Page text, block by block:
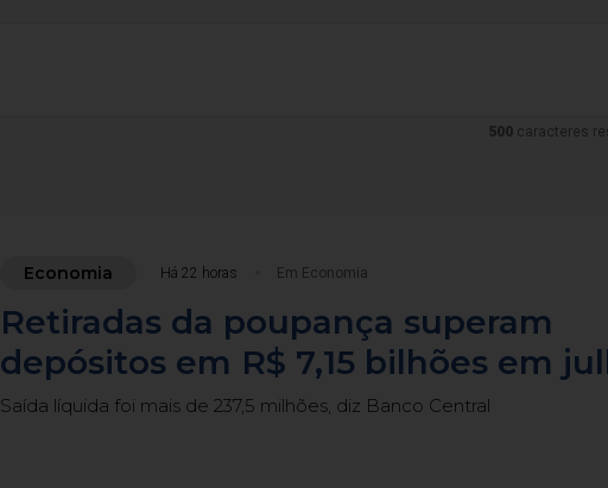
500caracteres
Economia Há 22 horas Em Economia
Retiradas da poupança superam
depósitos em R$ 7,15 bilhões em
Saída líquida foi mais de 237,5 milhões, diz Banco Central